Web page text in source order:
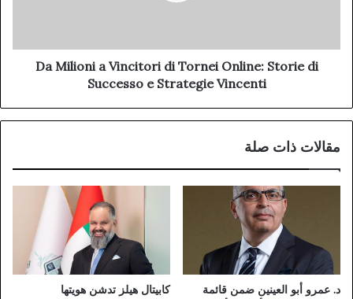
Da Milioni a Vincitori di Tornei Online: Storie di
Successo e Strategie Vincenti
مقالات ذات صلة
د. عمرو أبو العينين ضمن قائمة
كابيتال هيلز تدشن هويتها